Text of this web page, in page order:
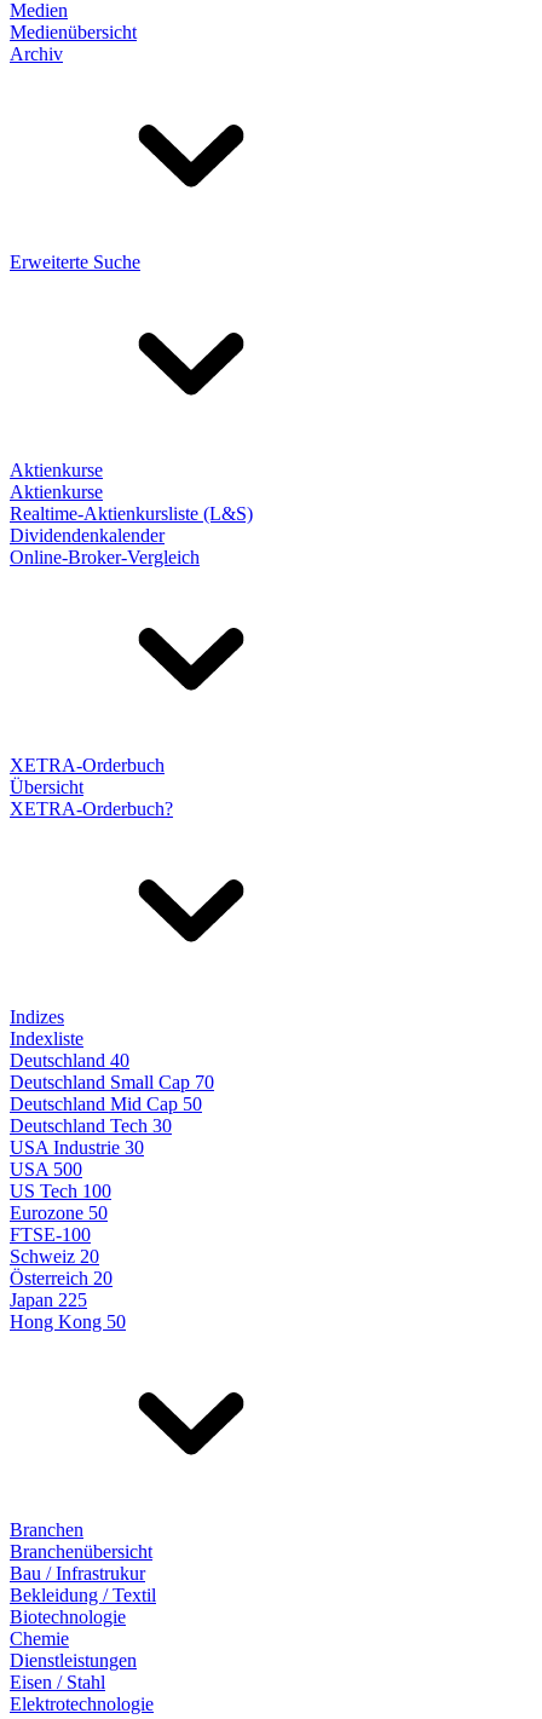
Medien
Medienübersicht
Archiv
Erweiterte Suche
Aktienkurse
Aktienkurse
Realtime-Aktienkursliste (L&S)
Dividendenkalender
Online-Broker-Vergleich
XETRA-Orderbuch
Übersicht
XETRA-Orderbuch?
Indizes
Indexliste
Deutschland 40
Deutschland Small Cap 70
Deutschland Mid Cap 50
Deutschland Tech 30
USA Industrie 30
USA 500
US Tech 100
Eurozone 50
FTSE-100
Schweiz 20
Österreich 20
Japan 225
Hong Kong 50
Branchen
Branchenübersicht
Bau / Infrastrukur
Bekleidung / Textil
Biotechnologie
Chemie
Dienstleistungen
Eisen / Stahl
Elektrotechnologie